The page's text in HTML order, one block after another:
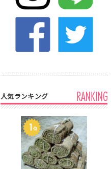
人気ランキング